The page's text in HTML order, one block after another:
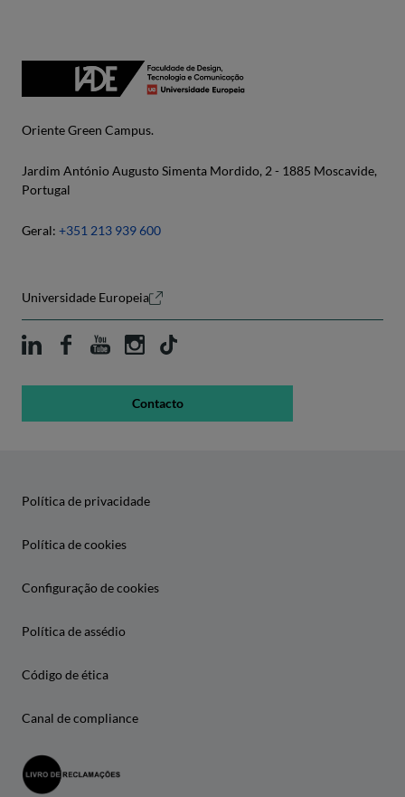
Oriente Green Campus.
Jardim António Augusto Simenta Mordido, 2 - 1885 Moscavide,
Portugal
Geral: +351 213 939 600
Universidade Europeia
Contacto
Política de privacidade
Política de cookies
Configuração de cookies
Política de assédio
Código de ética
Canal de compliance